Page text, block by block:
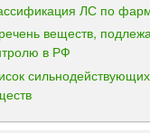
ЛС по
веществ,
в РФ